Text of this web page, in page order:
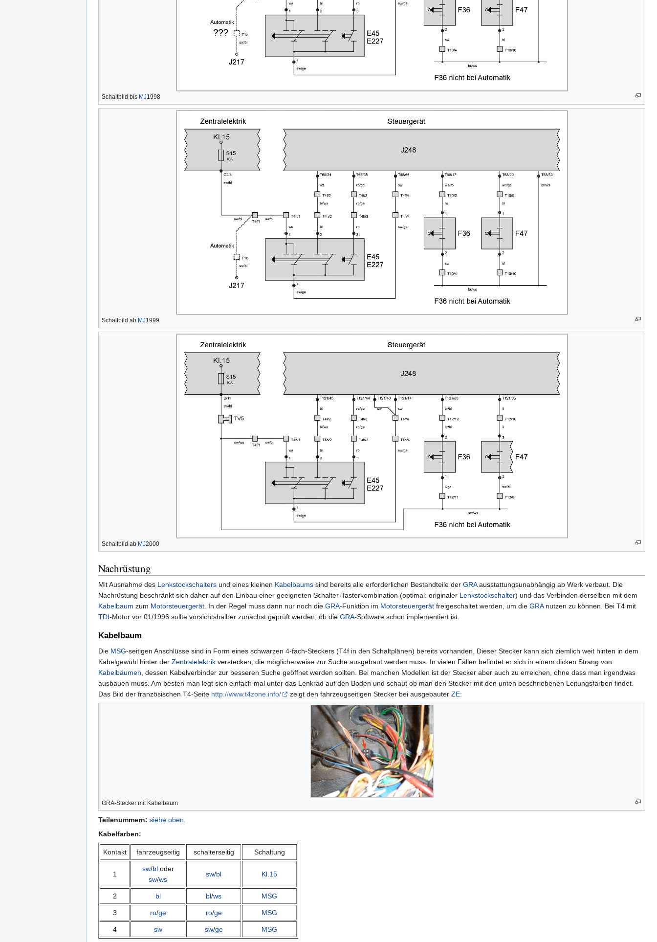
Schaltbild bis MJ1998
Schaltbild ab MJ1999
Schaltbild ab MJ2000
Nachrüstung
Mit Ausnahme des Lenkstockschalters und eines kleinen Kabelbaums sind bereits alle erforderlichen Bestandteile der GRAausstattungsunabhängig ab Werk verbaut. Die
Nachrüstung beschränkt sich daher auf den Einbau einer geeigneten Schalter-Tasterkombination (optimal: originaler Lenkstockschalter) und das Verbinden derselben mit dem
Kabelbaum zum Motorsteuergerät . In der Regel muss dann nur noch die GRA-Funktion im Motorsteuergerät freigeschaltet werden, um die GRAnutzen zu können. Bei T4 mit
TDI-Motor vor 01/1996 sollte vorsichtshalber zunächst geprüft werden, ob die GRA-Software schon implementiert ist.
Kabelbaum
Die MSG-seitigen Anschlüsse sind in Form eines schwarzen 4-fach-Steckers (T4f in den Schaltplänen) bereits vorhanden. Dieser Stecker kann sich ziemlich weit hinten in dem
Kabelgewühl hinter der Zentralelektrik verstecken, die möglicherweise zur Suche ausgebaut werden muss. In vielen Fällen befindet er sich in einem dicken Strang von
Kabelbäumen, dessen Kabelverbinder zur besseren Suche geöffnet werden sollten. Bei manchen Modellen ist der Stecker aber auch zu erreichen, ohne dass man irgendwas
ausbauen muss. Am besten man legt sich einfach mal unter das Lenkrad auf den Boden und schaut ob man den Stecker mit den unten beschriebenen Leitungsfarben findet.
Das Bild der französischen T4-Seite http://www.t4zone.info/ zeigt den fahrzeugseitigen Stecker bei ausgebauter ZE:
GRA-Stecker mit Kabelbaum
Teilenummern: siehe oben.
Kabelfarben:
Kontakt fahrzeugseitig schalterseitig Schaltung
1
sw/bloder
sw/ws
sw/bl Kl.15
2 bl bl/ws MSG
3 ro/ge ro/ge MSG
4 sw sw/ge MSG